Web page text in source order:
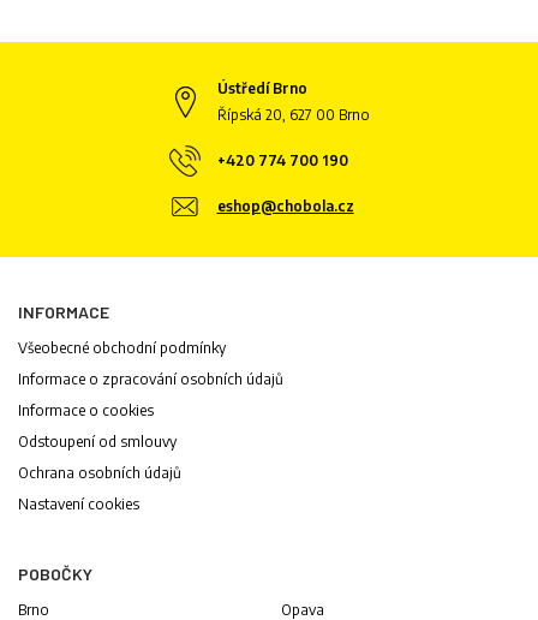
Ústředí Brno
Řípská 20, 627 00 Brno
+420 774 700 190
eshop@chobola.cz
INFORMACE
Všeobecné obchodní podmínky
Informace o zpracování osobních údajů
Informace o cookies
Odstoupení od smlouvy
Ochrana osobních údajů
Nastavení cookies
POBOČKY
Brno Opava